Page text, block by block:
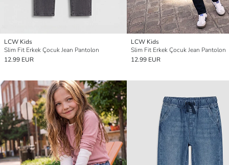
LCW Kids
Slim Fit Erkek Çocuk Jean Pantolon
12.99 EUR
LCW Kids
Slim Fit Erkek Çocuk Jean Pantolon
12.99 EUR